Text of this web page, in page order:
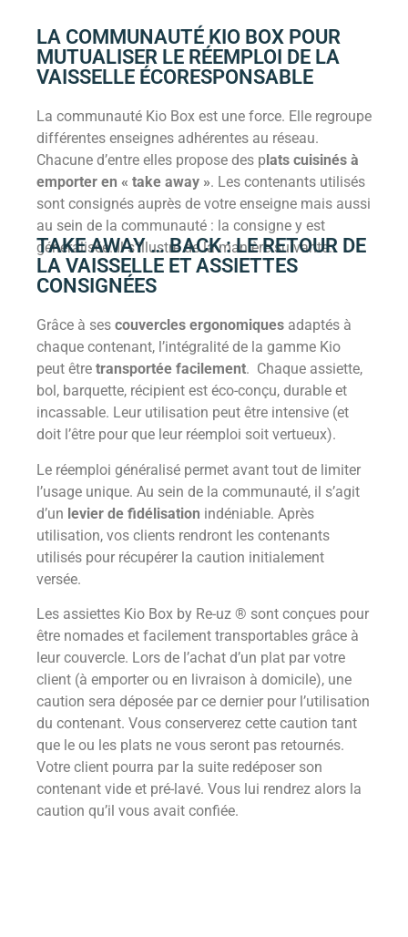
LA COMMUNAUTÉ KIO BOX POUR
MUTUALISER LE RÉEMPLOI DE LA
VAISSELLE ÉCORESPONSABLE
La communauté Kio Box est une force. Elle regroupe
différentes enseignes adhérentes au réseau.
Chacune d’entre elles propose des plats cuisinés à
emporter en « take away ». Les contenants utilisés
sont consignés auprès de votre enseigne mais aussi
au sein de la communauté : la consigne y est
généralisée. Il s’illustre de la manière suivante…
TAKE AWAY … BACK : LE RETOUR DE
LA VAISSELLE ET ASSIETTES
CONSIGNÉES
Grâce à ses couvercles ergonomiques adaptés à
chaque contenant, l’intégralité de la gamme Kio
peut être transportée facilement. Chaque assiette,
bol, barquette, récipient est éco-conçu, durable et
incassable. Leur utilisation peut être intensive (et
doit l’être pour que leur réemploi soit vertueux).
Le réemploi généralisé permet avant tout de limiter
l’usage unique. Au sein de la communauté, il s’agit
d’un levier de fidélisation indéniable. Après
utilisation, vos clients rendront les contenants
utilisés pour récupérer la caution initialement
versée.
Les assiettes Kio Box by Re-uz ® sont conçues pour
être nomades et facilement transportables grâce à
leur couvercle. Lors de l’achat d’un plat par votre
client (à emporter ou en livraison à domicile), une
caution sera déposée par ce dernier pour l’utilisation
du contenant. Vous conserverez cette caution tant
que le ou les plats ne vous seront pas retournés.
Votre client pourra par la suite redéposer son
contenant vide et pré-lavé. Vous lui rendrez alors la
caution qu’il vous avait confiée.